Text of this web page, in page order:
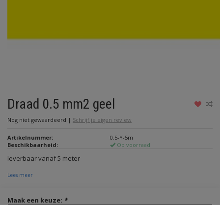
Draad 0.5 mm2 geel
Nog niet gewaardeerd | Schrijf je eigen review
Artikelnummer:
0.5-Y-5m
Beschikbaarheid:
Op voorraad
leverbaar vanaf 5 meter
Lees meer
Maak een keuze: *